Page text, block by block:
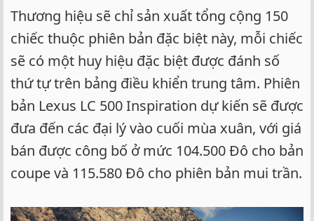
Thương hiệu sẽ chỉ sản xuất tổng cộng 150
chiếc thuộc phiên bản đặc biệt này, mỗi chiếc
sẽ có một huy hiệu đặc biệt được đánh số
thứ tự trên bảng điều khiển trung tâm. Phiên
bản Lexus LC 500 Inspiration dự kiến sẽ được
đưa đến các đại lý vào cuối mùa xuân, với giá
bán được công bố ở mức 104.500 Đô cho bản
coupe và 115.580 Đô cho phiên bản mui trần.